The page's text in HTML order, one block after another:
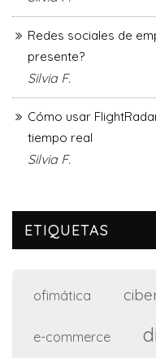
Redes sociales de
presente?
Silvia F.
Cómo usar
tiempo real
Silvia F.
ETIQUETAS
ofimática
e-commerce